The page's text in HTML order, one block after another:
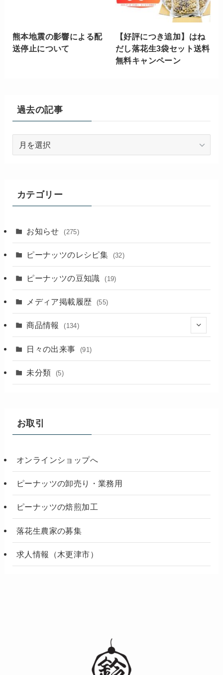
熊本地震の影響による配
送停止について
【好評につき追加】はね
だし落花生3袋セット送料
無料キャンペーン
過去の記事
カテゴリー
お知らせ (275)
ピーナッツのレシピ集 (32)
ピーナッツの豆知識 (19)
メディア掲載履歴 (55)
商品情報 (134)
(18)
日々の出来事 (91)
未分類 (5)
お取引
オンラインショップへ
ピーナッツの卸売り・業務用
ピーナッツの焙煎加工
落花生農家の募集
求人情報（木更津市）